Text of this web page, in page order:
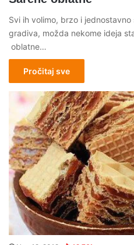
Svi ih volimo, brzo i
gradiva, možda nekome ideja
oblatne…
Pročitaj sve